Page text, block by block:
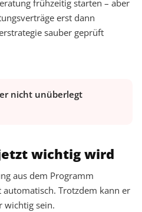
frühzeitig starten – aber
erst dann
sauber geprüft
nicht unüberlegt
wichtig wird
aus dem Programm
automatisch. Trotzdem kann er
wichtig sein.